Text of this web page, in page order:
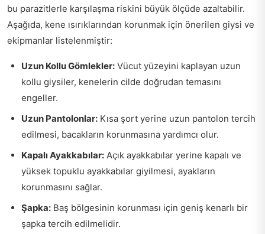
bu parazitlerle karşılaşma riskini büyük ölçüde azaltabilir.
Aşağıda, kene ısırıklarından korunmak için önerilen giysi ve
ekipmanlar listelenmiştir:
Uzun Kollu Gömlekler: Vücut yüzeyini kaplayan uzun
kollu giysiler, kenelerin cilde doğrudan temasını
engeller.
Uzun Pantolonlar: Kısa şort yerine uzun pantolon tercih
edilmesi, bacakların korunmasına yardımcı olur.
Kapalı Ayakkabılar: Açık ayakkabılar yerine kapalı ve
yüksek topuklu ayakkabılar giyilmesi, ayakların
korunmasını sağlar.
Şapka: Baş bölgesinin korunması için geniş kenarlı bir
şapka tercih edilmelidir.